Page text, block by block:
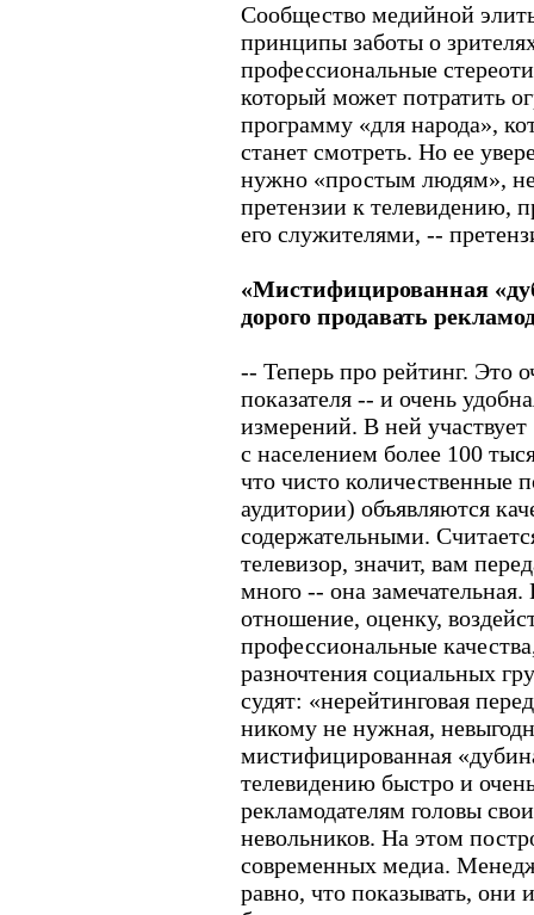
Сообщество медийной
принципы заботы о
профессиональные
который может потратить
программу «для народа»,
станет смотреть. Но ее
нужно «простым людям»,
претензии к телевидению,
его служителями, --
«Мистифицированная
дорого продавать
-- Теперь про рейтинг. Это
показателя -- и очень
измерений. В ней участвует
с населением более 100
что чисто количественные
аудитории) объявляются
содержательными.
телевизор, значит, вам
много -- она
отношение, оценку,
профессиональные
разночтения социальных
судят: «нерейтинговая
никому не нужная,
мистифицированная
телевидению быстро и
рекламодателям головы
невольников. На этом
современных медиа.
равно, что показывать,